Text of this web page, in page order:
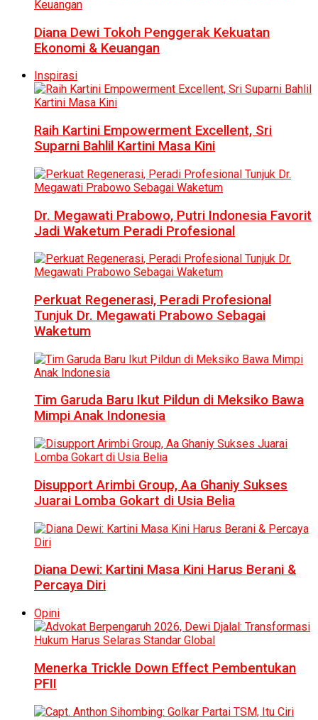
Diana Dewi Tokoh Penggerak Kekuatan
Ekonomi & Keuangan
Inspirasi
Raih Kartini Empowerment Excellent, Sri
Suparni Bahlil Kartini Masa Kini
Dr. Megawati Prabowo, Putri Indonesia Favorit
Jadi Waketum Peradi Profesional
Perkuat Regenerasi, Peradi Profesional
Tunjuk Dr. Megawati Prabowo Sebagai
Waketum
Tim Garuda Baru Ikut Pildun di Meksiko Bawa
Mimpi Anak Indonesia
Disupport Arimbi Group, Aa Ghaniy Sukses
Juarai Lomba Gokart di Usia Belia
Diana Dewi: Kartini Masa Kini Harus Berani &
Percaya Diri
Opini
Menerka Trickle Down Effect Pembentukan
PFII